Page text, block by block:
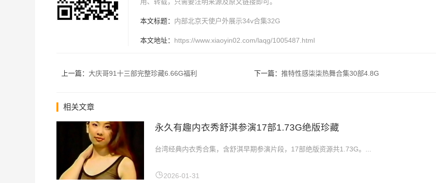
本文标题： 内部北京天使户外展示34v合集32G
本文地址： https://www.xiaoyin02.com/laqg/1005487.html
上一篇： 大庆哥91十三部完整珍藏6.66G福利 下一篇： 推特性感柒柒热舞合集30部4.8G
相关文章
永久有趣内衣秀舒淇参演17部1.73G绝版珍藏
台湾经典内衣秀合集，含舒淇早期参演片段，17部绝版资源共1.73G。...
2026-01-31